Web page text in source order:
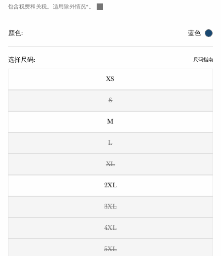
包含税费和关税。适用除外情况*。
颜色: 蓝色
选择尺码: 尺码指南
XS
S
M
L
XL
2XL
3XL
4XL
5XL